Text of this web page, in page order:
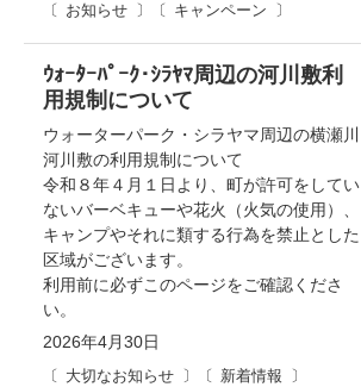
お知らせ
キャンペーン
2026年4月30日
大切なお知らせ
新着情報
ｳｫｰﾀｰﾊﾟｰｸ･ｼﾗﾔﾏ周辺の河川敷利
用規制について
ウォーターパーク・シラヤマ周辺の横瀬川
河川敷の利用規制について
令和８年４月１日より、町が許可をしてい
ないバーベキューや花火（火気の使用）、
キャンプやそれに類する行為を禁止とした
区域がございます。
利用前に必ずこのページをご確認くださ
い。